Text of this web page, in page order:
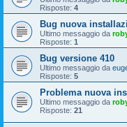
Risposte: 4
Bug nuova
Ultimo messaggio da
Risposte: 1
Bug versione 410
Ultimo messaggio da
Risposte: 5
Problema nuova
Ultimo messaggio da
Risposte: 21